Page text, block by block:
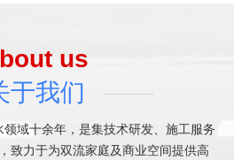
us
于我们
域十余年，是集技术研发、施工服务
致力于为双流家庭及商业空间提供高